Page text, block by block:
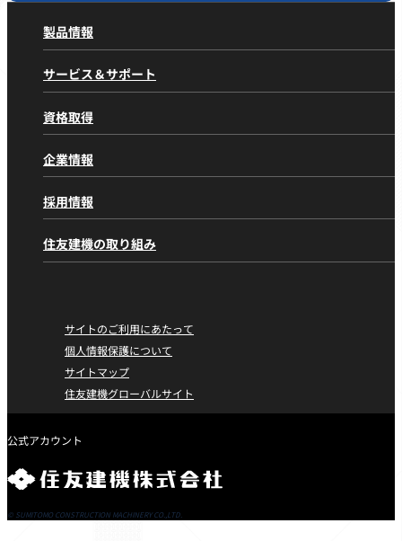
製品情報
製品情報トップページ
製品カテゴリから探す
油圧ショベル 標準機
油圧ショベル 小旋回
林業機械
金属リサイクル機械
解体処理機
道路機械
工事分野から探す
金属リサイクル
解体工事
管工事
舗装工事
サービス＆サポート
サービス＆サポート
アフターサービスの取り組み
住友の取り組み
部品供給体制
デジタル活用のご案内
SCSPort＠l
G@Nav
メンテナンス
再生事業
資格取得
資格取得
千葉教習センター
愛知教習センター
大阪教習センター
企業情報
企業情報
パーパス／ミッション
経営理念
トップメッセージ
国内・海外拠点
ニュースリリース
採用情報
採用情報トップページ
住友建機株式会社
住友建機の取り組み
カーボンニュートラルに向けた取り組み
社会への取り組み
社会からの評価
情報誌「POWER」
サイトのご利用にあたって
個人情報保護について
サイトマップ
住友建機グローバルサイト
© SUMITOMO CONSTRUCTION MACHINERY CO.,LTD.